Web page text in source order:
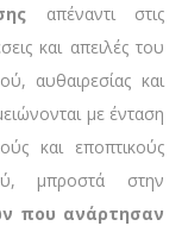
απέναντι στις
και απειλές του
αυθαιρεσίας και
με ένταση
και εποπτικούς
μπροστά στην
που ανάρτησαν